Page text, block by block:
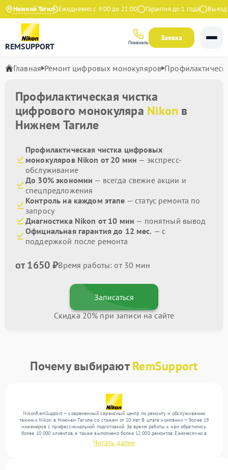
Нижний Тагил
4.9 на Яндекс Ежедневно с 9:00 до 21:00 Гарантия до 1 года Выезд
REMSUPPORT Позвонить
Заявка
Главная Ремонт цифровых монокуляров
Профилактическая чистка
цифрового монокуляра Nikon в
Нижнем Тагиле
Профилактическая чистка цифровых
монокуляров Nikon от 20 мин — экспресс-
обслуживание
До 30% экономии — всегда свежие акции и
спецпредложения
Контроль на каждом этапе — статус ремонта по
запросу
Диагностика Nikon от 10 мин — понятный вывод
Официальная гарантия до 12 мес. — с
поддержкой после ремонта
от 1650 ₽Время работы: от 30 мин
Записаться
Скидка 20% при записи на сайте
Почему выбираютRemSupport
NikonRemSupport — современный сервисный центр по ремонту и обслуживанию
техники Nikon в Нижнем Тагиле со стажем от 10 лет. В штате компании — более 19
инженеров с профессиональной подготовкой. За время работы к нам обратились
более 10 000 клиентов, а также выполнено более 12 000 ремонтов. Ежемесячно в
сервисный центр поступает свыше 300 единиц техники, включая , , . Мы выполняем
ремонт различного уровня сложности и обеспечиваем надежный результат благодаря
Читать далее